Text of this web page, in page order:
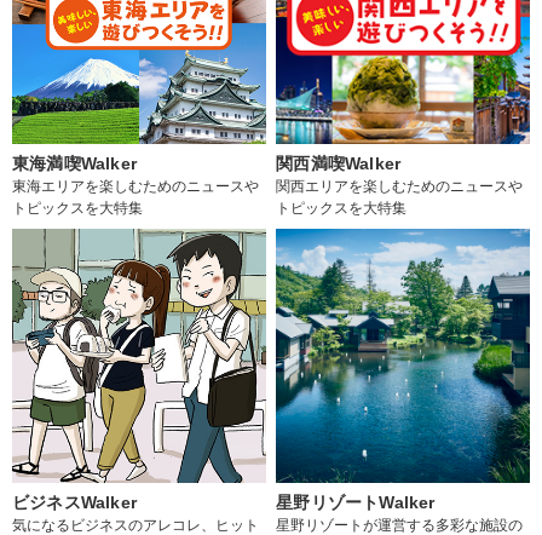
東海満喫Walker
東海エリアを楽しむためのニュースや
トピックスを大特集
関西満喫Walker
関西エリアを楽しむためのニュースや
トピックスを大特集
ビジネスWalker
気になるビジネスのアレコレ、ヒット
星野リゾートWalker
星野リゾートが運営する多彩な施設の